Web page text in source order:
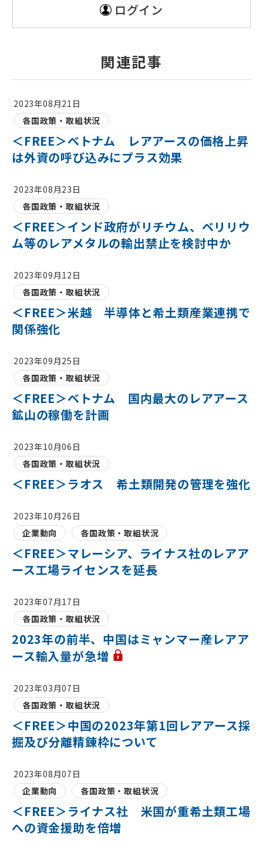
ログイン
関連記事
2023年08月21日
各国政策・取組状況
＜FREE＞ベトナム レアアースの価格上昇
は外資の呼び込みにプラス効果
2023年08月23日
各国政策・取組状況
＜FREE＞インド政府がリチウム、ベリリウ
ム等のレアメタルの輸出禁止を検討中か
2023年09月12日
各国政策・取組状況
＜FREE＞米越 半導体と希土類産業連携で
関係強化
2023年09月25日
各国政策・取組状況
＜FREE＞ベトナム 国内最大のレアアース
鉱山の稼働を計画
2023年10月06日
各国政策・取組状況
＜FREE＞ラオス 希土類開発の管理を強化
2023年10月26日
企業動向
各国政策・取組状況
＜FREE＞マレーシア、ライナス社のレアア
ース工場ライセンスを延長
2023年07月17日
各国政策・取組状況
2023年の前半、中国はミャンマー産レアア
ース輸入量が急増
2023年03月07日
各国政策・取組状況
＜FREE＞中国の2023年第1回レアアース採
掘及び分離精錬枠について
2023年08月07日
企業動向
各国政策・取組状況
＜FREE＞ライナス社 米国が重希土類工場
への資金援助を倍増